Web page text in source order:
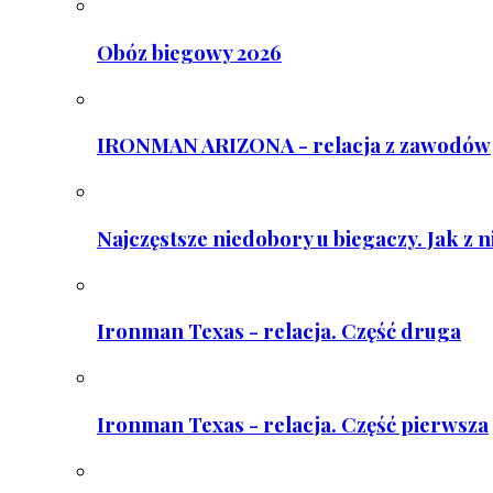
Obóz biegowy 2026
IRONMAN ARIZONA - relacja z zawodów
Najczęstsze niedobory u biegaczy. Jak z
Ironman Texas - relacja. Część druga
Ironman Texas - relacja. Część pierwsza